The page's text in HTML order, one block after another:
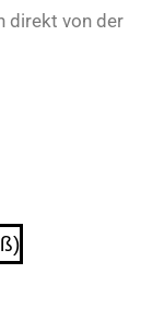
direkt von der